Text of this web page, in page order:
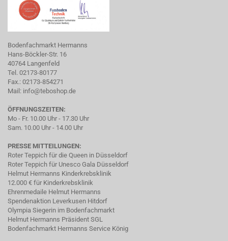
Bodenfachmarkt Hermanns
Hans-Böckler-Str. 16
40764 Langenfeld
Tel. 02173-80177
Fax.: 02173-854271
Mail: info@teboshop.de
ÖFFNUNGSZEITEN:
Mo - Fr. 10.00 Uhr - 17.30 Uhr
Sam. 10.00 Uhr - 14.00 Uhr
PRESSE MITTEILUNGEN:
Roter Teppich für die Queen in Düsseldorf
Roter Teppich für Unesco Gala Düsseldorf
Helmut Hermanns Kinderkrebsklinik
12.000 € für Kinderkrebsklinik
Ehrenmedaile Helmut Hermanns
Spendenaktion Leverkusen Hitdorf
Olympia Siegerin im Bodenfachmarkt
Helmut Hermanns Präsident SGL
Bodenfachmarkt Hermanns Service König